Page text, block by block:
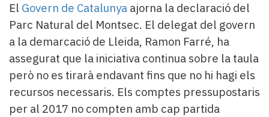
del
Pallars
Contingut
patrocinat
Lo
més
llegit...
Editorial
El Govern de Catalunya ajorna la declaració del
Parc Natural del Montsec. El delegat del govern
a la demarcació de Lleida, Ramon Farré, ha
assegurat que la iniciativa continua sobre la taula
però no es tirarà endavant fins que no hi hagi els
recursos necessaris. Els comptes pressupostaris
per al 2017 no compten amb cap partida